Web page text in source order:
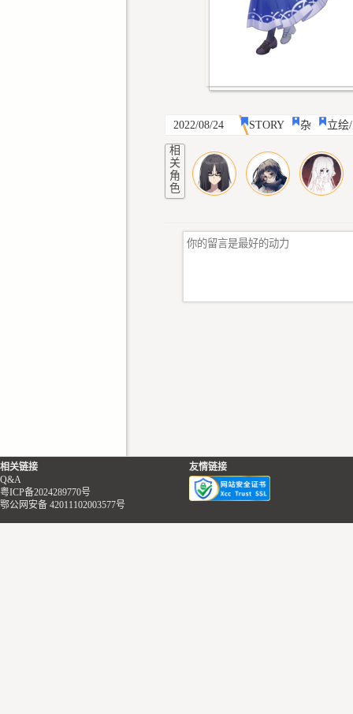
2022/08/24 STORY 杂 立绘
相
关
角
色
相关链接
Q&A
粤ICP备2024289770号
鄂公网安备 42011102003577号
友情链接